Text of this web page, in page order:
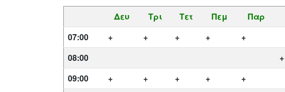
Δευ Τρι Τετ Πεμ Παρ
07:00
+ + + +
+
08:00
+
09:00
+ + + +
+